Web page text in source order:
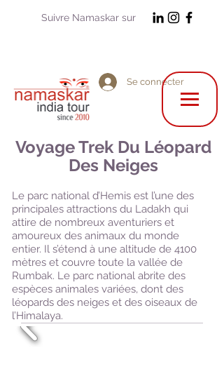
Suivre Namaskar sur
Se connecter
Voyage Trek Du Léopard
Des Neiges
Le parc national d’Hemis est l’une des
principales attractions du Ladakh qui
attire de nombreux aventuriers et
amoureux des animaux du monde
entier. Il s’étend à une altitude de 4100
mètres et couvre toute la vallée de
Rumbak. Le parc national abrite des
espèces animales variées, dont des
léopards des neiges et des oiseaux de
l’Himalaya.